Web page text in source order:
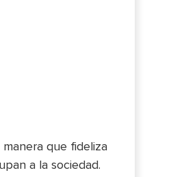
que fideliza
a la sociedad.